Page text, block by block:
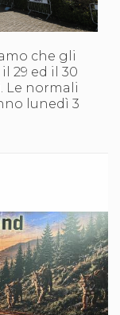
che gli
29 ed il 30
Le normali
lunedì 3